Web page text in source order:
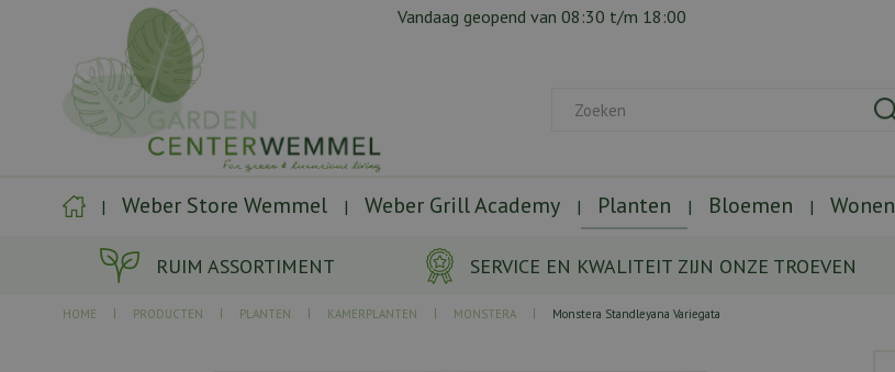
RUIM ASSORTIMENT SERVICE EN KWALITEIT ZIJN ONZE TROEVEN
HOME PRODUCTEN PLANTEN KAMERPLANTEN MONSTERA Monstera Standleyana Variegata
Vandaag geopend van 08:30 t/m 18:00
Weber Store Wemmel Weber Grill Academy Planten Bloemen Wonen